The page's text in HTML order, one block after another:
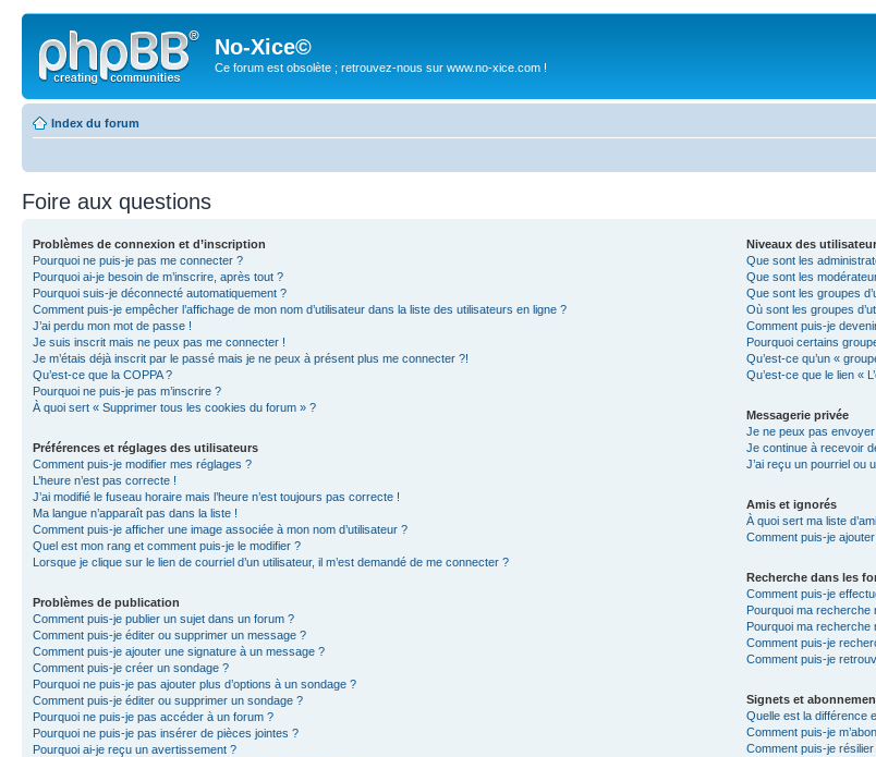
No-Xice©
Ce forum est obsolète ; retrouvez-nous sur www.no-xice.com !
Index du forum
Foire aux questions
Problèmes de connexion et d’inscription
Pourquoi ne puis-je pas me connecter ?
Pourquoi ai-je besoin de m’inscrire, après tout ?
Pourquoi suis-je déconnecté automatiquement ?
Comment puis-je empêcher l’affichage de mon nom d’utilisateur dans la liste des utilisateurs en ligne ?
J’ai perdu mon mot de passe !
Je suis inscrit mais ne peux pas me connecter !
Je m’étais déjà inscrit par le passé mais je ne peux à présent plus me connecter ?!
Qu’est-ce que la COPPA ?
Pourquoi ne puis-je pas m’inscrire ?
À quoi sert « Supprimer tous les cookies du forum » ?
Préférences et réglages des utilisateurs
Comment puis-je modifier mes réglages ?
L’heure n’est pas correcte !
J’ai modifié le fuseau horaire mais l’heure n’est toujours pas correcte !
Ma langue n’apparaît pas dans la liste !
Comment puis-je afficher une image associée à mon nom d’utilisateur ?
Quel est mon rang et comment puis-je le modifier ?
Lorsque je clique sur le lien de courriel d’un utilisateur, il m’est demandé de me connecter ?
Problèmes de publication
Comment puis-je publier un sujet dans un forum ?
Comment puis-je éditer ou supprimer un message ?
Comment puis-je ajouter une signature à un message ?
Comment puis-je créer un sondage ?
Pourquoi ne puis-je pas ajouter plus d’options à un sondage ?
Comment puis-je éditer ou supprimer un sondage ?
Pourquoi ne puis-je pas accéder à un forum ?
Pourquoi ne puis-je pas insérer de pièces jointes ?
Pourquoi ai-je reçu un avertissement ?
Niveaux des
Que sont les
Que sont les
Que sont les groupes
Où sont les groupes
Comment puis-je
Pourquoi certains
Qu’est-ce qu’un «
Qu’est-ce que le lien «
Messagerie privée
Je ne peux pas
Je continue à recevoir
J’ai reçu un pourriel ou
Amis et ignorés
À quoi sert ma liste
Comment puis-je
Recherche dans les
Comment puis-je
Pourquoi ma recherche
Pourquoi ma recherche
Comment puis-je
Comment puis-je
Signets et
Quelle est la différence
Comment puis-je
Comment puis-je